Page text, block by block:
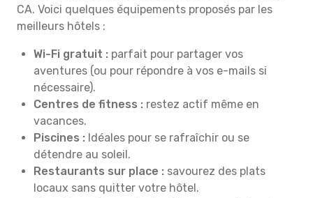
CA. Voici quelques équipements proposés par les
meilleurs hôtels :
Wi-Fi gratuit : parfait pour partager vos
aventures (ou pour répondre à vos e-mails si
nécessaire).
Centres de fitness : restez actif même en
vacances.
Piscines : Idéales pour se rafraîchir ou se
détendre au soleil.
Restaurants sur place : savourez des plats
locaux sans quitter votre hôtel.